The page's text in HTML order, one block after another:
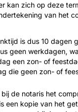
kan zich op deze
van het
is dus 10 dagen
geen werkdagen,
een zon- of
die geen zon- of
de notaris het
een kopie van het